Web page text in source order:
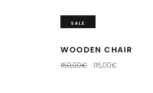
SALE
WOODEN CHAIR
150,00€ 115,00€